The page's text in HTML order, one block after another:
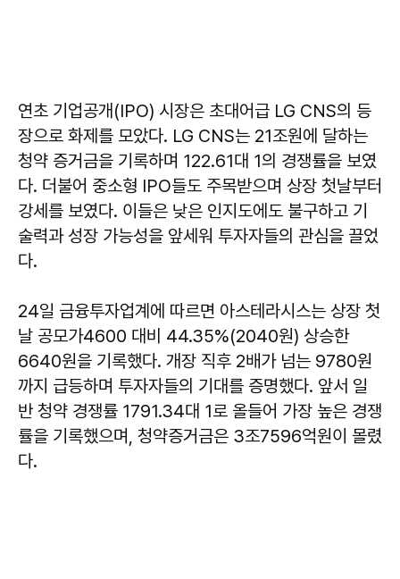
연초 기업공개(IPO) 시장은 초대어급 LG CNS의 등
장으로 화제를 모았다. LG CNS는 21조원에 달하는
청약 증거금을 기록하며 122.61대 1의 경쟁률을 보였
다. 더불어 중소형 IPO들도 주목받으며 상장 첫날부터
강세를 보였다. 이들은 낮은 인지도에도 불구하고 기
술력과 성장 가능성을 앞세워 투자자들의 관심을 끌었
다.
24일 금융투자업계에 따르면 아스테라시스는 상장 첫
날 공모가4600 대비 44.35%(2040원) 상승한
6640원을 기록했다. 개장 직후 2배가 넘는 9780원
까지 급등하며 투자자들의 기대를 증명했다. 앞서 일
반 청약 경쟁률 1791.34대 1로 올들어 가장 높은 경쟁
률을 기록했으며, 청약증거금은 3조7596억원이 몰렸
다.